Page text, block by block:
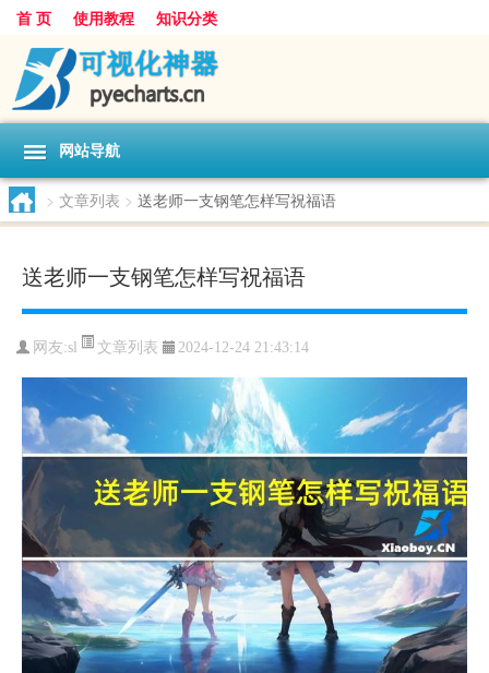
首 页 使用教程 知识分类
网站导航
> 文章列表 > 送老师一支钢笔怎样写祝福语
送老师一支钢笔怎样写祝福语
网友:sl 文章列表 2024-12-24 21:43:14